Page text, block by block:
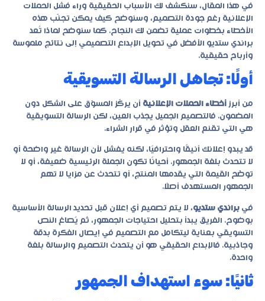
في هذا المقال، سنكشف لك الأسباب الحقيقية وراء فشل الحملات
الإعلانية رغم جودة التصميم، وسنوضح كيف يمكن تجنّب هذه
الأخطاء بخطوات عملية تضمن لك النجاح. كما سنوضح لماذا تُعد
براندي ستديو الأفضل في تحويل الإبداع التصميمي إلى نتائج ملموسة
وأرباح حقيقية.
أولًا: تجاهل الرسالة التسويقية
من أبرز أخطاء الحملات الإعلانية أن يركّز المسوّق على الشكل دون
المضمون. فالتصميم الجميل يجذب العين، لكن الرسالة التسويقية
هي التي تقنع العقل وتؤثر في قرار الشراء.
قد يبدو إعلانك أنيقًا واحترافيًا، لكنه يفشل لأن الرسالة غير واضحة أو
لا تتحدث بلغة الجمهور. أحيانًا تكون الجملة الرئيسية ضعيفة، أو لا
توضّح القيمة التي يقدمها المنتج، أو تتحدث عن مزايا لا تهم
الجمهور المستهدف أصلًا.
في براندي ستديو، لا يتم تصميم أي إعلان قبل تحديد الرسالة الأساسية
بوضوح. الفريق يبدأ بتحليل احتياجات الجمهور، ثم يُصاغ النص
التسويقي بعناية ليتكامل مع التصميم في إيصال الفكرة بدقة
وجاذبية. فالإبداع الحقيقي هو أن يتحدث التصميم والرسالة بلغة
واحدة.
ثانيًا: سوء استهداف الجمهور